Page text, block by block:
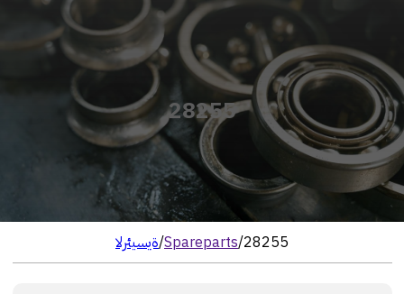
28255
الرئيسية/Spareparts/28255